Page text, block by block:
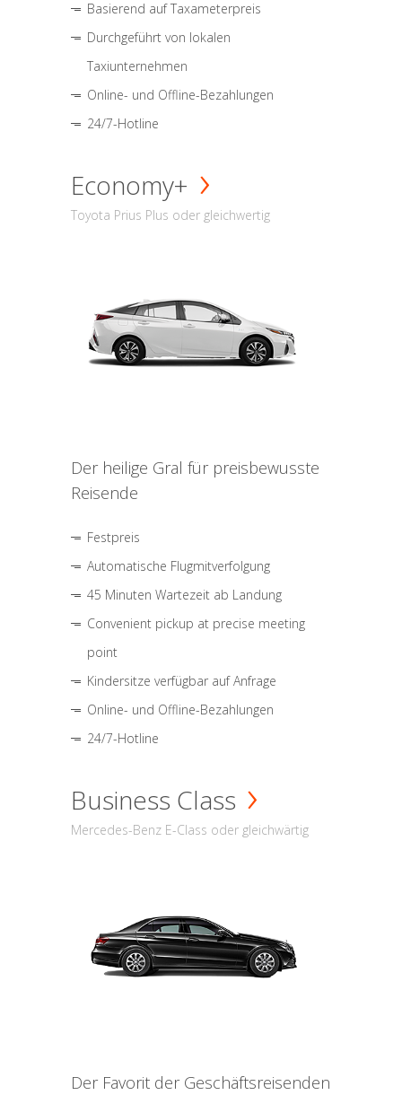
Basierend auf Taxameterpreis
Durchgeführt von lokalen
Taxiunternehmen
Online- und Offline-Bezahlungen
24/7-Hotline
Economy+
Toyota Prius Plus oder gleichwertig
Der heilige Gral für preisbewusste
Reisende
Festpreis
Automatische Flugmitverfolgung
45 Minuten Wartezeit ab Landung
Convenient pickup at precise meeting
point
Kindersitze verfügbar auf Anfrage
Online- und Offline-Bezahlungen
24/7-Hotline
Business Class
Mercedes-Benz E-Class oder gleichwärtig
Der Favorit der Geschäftsreisenden